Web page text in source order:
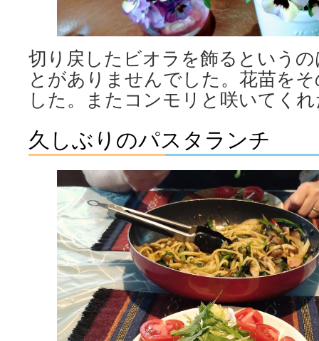
切り戻したビオラを飾るという
とがありませんでした。花苗を
した。またコンモリと咲いてく
久しぶりのパスタランチ